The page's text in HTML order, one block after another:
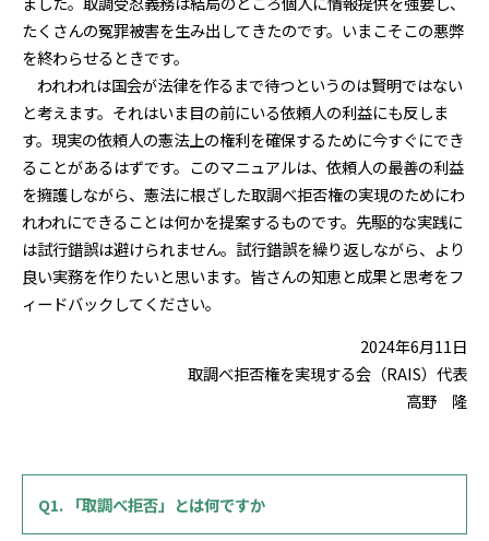
たくさんの冤罪被害を生み出してきたのです。いまこそこの悪弊
を終わらせるときです。
われわれは国会が法律を作るまで待つというのは賢明ではない
と考えます。それはいま目の前にいる依頼人の利益にも反しま
す。現実の依頼人の憲法上の権利を確保するために今すぐにでき
ることがあるはずです。このマニュアルは、依頼人の最善の利益
を擁護しながら、憲法に根ざした取調べ拒否権の実現のためにわ
れわれにできることは何かを提案するものです。先駆的な実践に
は試行錯誤は避けられません。試行錯誤を繰り返しながら、より
良い実務を作りたいと思います。皆さんの知恵と成果と思考をフ
ィードバックしてください。
2024年6月11日
取調べ拒否権を実現する会（RAIS）代表
高野 隆
Q1. 「取調べ拒否」とは何ですか